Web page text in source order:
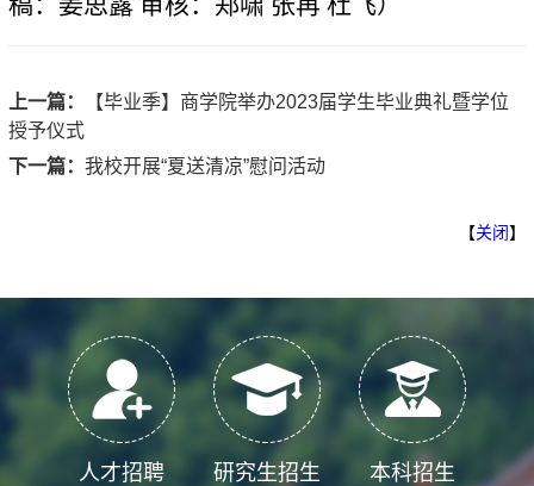
上一篇：
【毕业季】商学院举办2023届学生毕业典礼暨学位
授予仪式
下一篇： 我校开展“夏送清凉”慰问活动
【关闭】
本科招生
研究生招生
人才招聘